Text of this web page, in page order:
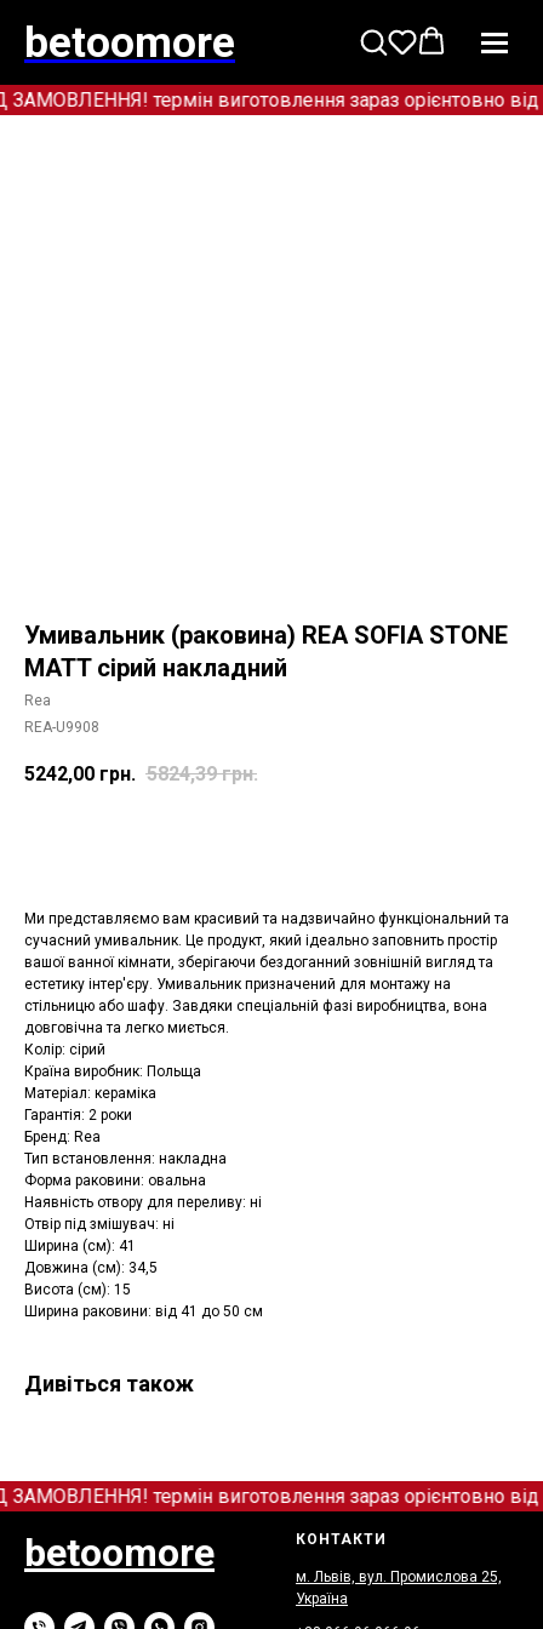
betoomore
термін виготовлення зараз орієнтовно від
Умивальник (раковина) REA SOFIA STONE
MATT сірий накладний
Rea
REA-U9908
5242,00 грн. 5824,39 грн.
Ми представляємо вам красивий та надзвичайно функціональний та
сучасний умивальник. Це продукт, який ідеально заповнить простір
вашої ванної кімнати, зберігаючи бездоганний зовнішній вигляд та
естетику інтер'єру. Умивальник призначений для монтажу на
стільницю або шафу. Завдяки спеціальній фазі виробництва, вона
довговічна та легко миється.
Колір: сірий
Країна виробник: Польща
Матеріал: кераміка
Гарантія: 2 роки
Бренд: Rea
Тип встановлення: накладна
Форма раковини: овальна
Наявність отвору для переливу: ні
Отвір під змішувач: ні
Ширина (см): 41
Довжина (см): 34,5
Висота (см): 15
Ширина раковини: від 41 до 50 см
Дивіться також
термін виготовлення зараз орієнтовно від
betoomore КОНТАКТИ
м. Львів, вул. Промислова 25,
Україна